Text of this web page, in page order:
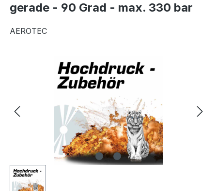
gerade - 90 Grad - max. 330 bar
AEROTEC
Bildergalerie überspringen